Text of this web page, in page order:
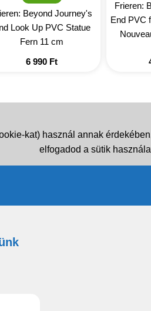
Beyond Journey's
Look Up PVC Statue
Fern 11 cm
6 990 Ft
Frieren:
End PVC
kat) használ annak
elfogadod a sütik